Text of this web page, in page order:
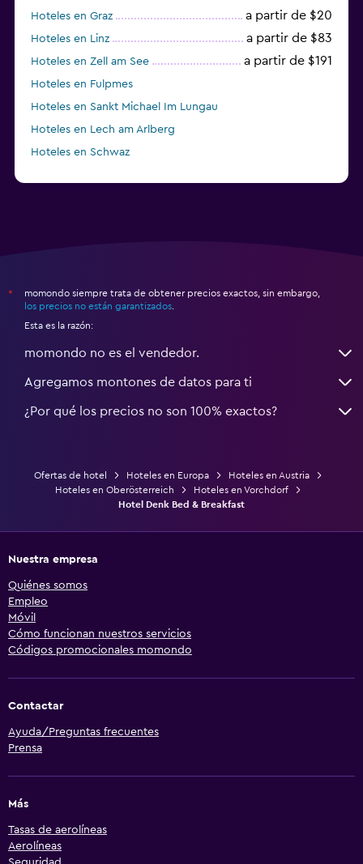
Hoteles en Graz a partir de $20
Hoteles en Linz a partir de $83
Hoteles en Zell am See a partir de $191
Hoteles en Fulpmes
Hoteles en Sankt Michael Im Lungau
Hoteles en Lech am Arlberg
Hoteles en Schwaz
*
momondo siempre trata de obtener precios exactos, sin embargo,
los precios no están garantizados
Esta es la razón:
momondo no es el vendedor.
Agregamos montones de datos para ti
¿Por qué los precios no son 100% exactos?
Ofertas de hotel Hoteles en Europa
Hoteles en Austria
Hoteles en Oberösterreich
Hoteles en Vorchdorf
Hotel Denk Bed & Breakfast
Nuestra empresa
Quiénes somos
Empleo
Móvil
Cómo funcionan nuestros servicios
Códigos promocionales momondo
Contactar
Ayuda/Preguntas frecuentes
Prensa
Más
Tasas de aerolíneas
Aerolíneas